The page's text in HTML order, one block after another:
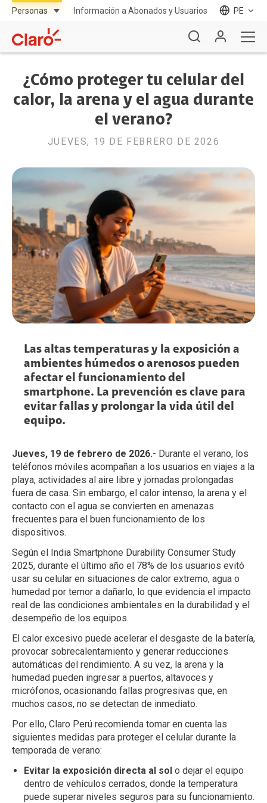
Información a Abonados y Usuarios PE
¿Cómo proteger tu celular del
calor, la arena y el agua durante
el verano?
JUEVES, 19 DE FEBRERO DE 2026
Las altas temperaturas y la exposición a
ambientes húmedos o arenosos pueden
afectar el funcionamiento del
smartphone. La prevención es clave para
evitar fallas y prolongar la vida útil del
equipo.
Jueves, 19 de febrero de 2026.- Durante el verano, los
teléfonos móviles acompañan a los usuarios en viajes a la
playa, actividades al aire libre y jornadas prolongadas
fuera de casa. Sin embargo, el calor intenso, la arena y el
contacto con el agua se convierten en amenazas
frecuentes para el buen funcionamiento de los
dispositivos.
Según el India Smartphone Durability Consumer Study
2025, durante el último año el 78% de los usuarios evitó
usar su celular en situaciones de calor extremo, agua o
humedad por temor a dañarlo, lo que evidencia el impacto
real de las condiciones ambientales en la durabilidad y el
desempeño de los equipos.
El calor excesivo puede acelerar el desgaste de la batería,
provocar sobrecalentamiento y generar reducciones
automáticas del rendimiento. A su vez, la arena y la
humedad pueden ingresar a puertos, altavoces y
micrófonos, ocasionando fallas progresivas que, en
muchos casos, no se detectan de inmediato.
Por ello, Claro Perú recomienda tomar en cuenta las
siguientes medidas para proteger el celular durante la
temporada de verano:
Evitar la exposición directa al sol o dejar el equipo
dentro de vehículos cerrados, donde la temperatura
puede superar niveles seguros para su funcionamiento.